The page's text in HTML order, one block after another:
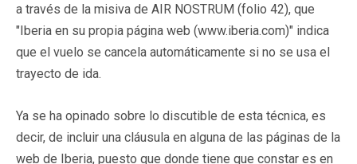
a través de la misiva de AIR NOSTRUM (folio 42), que
"Iberia en su propia página web (www.iberia.com)" indica
que el vuelo se cancela automáticamente si no se usa el
trayecto de ida.
Ya se ha opinado sobre lo discutible de esta técnica, es
decir, de incluir una cláusula en alguna de las páginas de la
web de Iberia, puesto que donde tiene que constar es en